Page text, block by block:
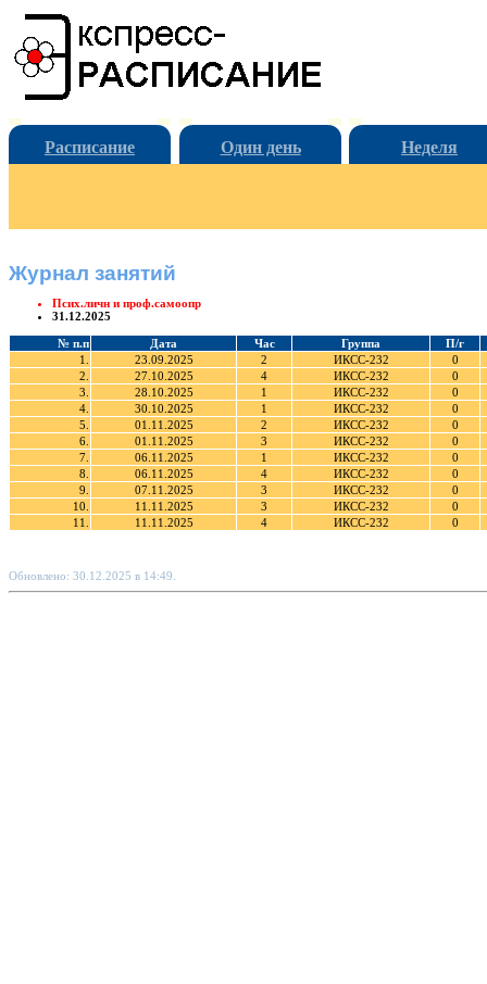
Расписание Один день Неделя
Журнал занятий
Псих.личн и проф.самоопр
31.12.2025
№ п.п Дата Час Группа
П/г
1.
23.09.2025 2 ИКСС-232
0
2.
27.10.2025 4 ИКСС-232
0
3.
28.10.2025 1 ИКСС-232
0
4.
30.10.2025 1 ИКСС-232
0
5.
01.11.2025 2 ИКСС-232
0
6.
01.11.2025 3 ИКСС-232
0
7.
06.11.2025 1 ИКСС-232
0
8.
06.11.2025 4 ИКСС-232
0
9.
07.11.2025 3 ИКСС-232
0
10.
11.11.2025 3 ИКСС-232
0
11.
11.11.2025 4 ИКСС-232 0
Обновлено: 30.12.2025 в 14:49.